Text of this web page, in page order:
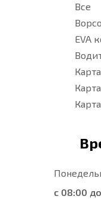
Все
EVA
с 08:00